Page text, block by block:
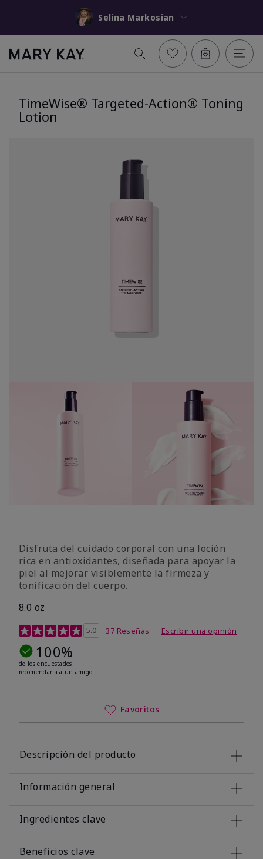
Selina Markosian
TimeWise® Targeted-Action® Toning
Lotion
Disfruta del cuidado corporal con una loción
rica en antioxidantes, diseñada para apoyar la
piel al mejorar visiblemente la firmeza y
tonificación del cuerpo.
8.0 oz
Calificación de clientes de 4,5 de 5
5.0 37 Reseñas Escribir una opinión
100%
de los encuestados
recomendaría a un amigo.
Favoritos
Descripción del producto
Información general
Ingredientes clave
Beneficios clave